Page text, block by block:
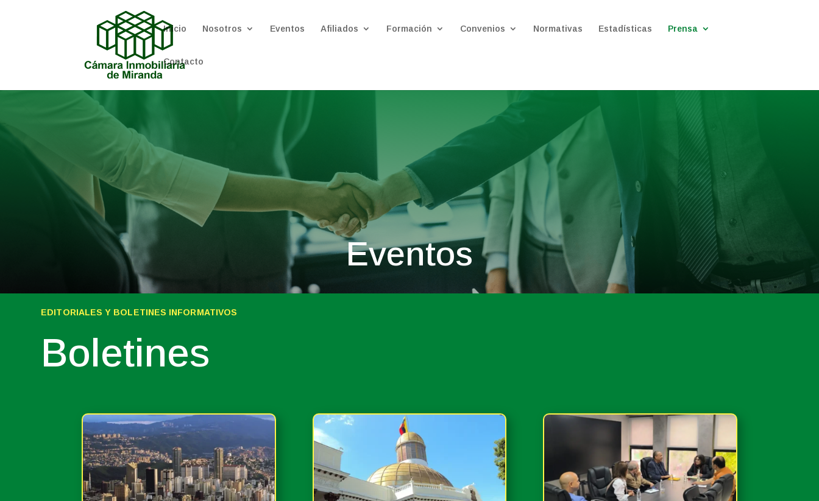
Inicio Nosotros Eventos Afiliados Formación Convenios Normativas Estadísticas Prensa
Contacto
Eventos
EDITORIALES Y BOLETINES INFORMATIVOS
Boletines